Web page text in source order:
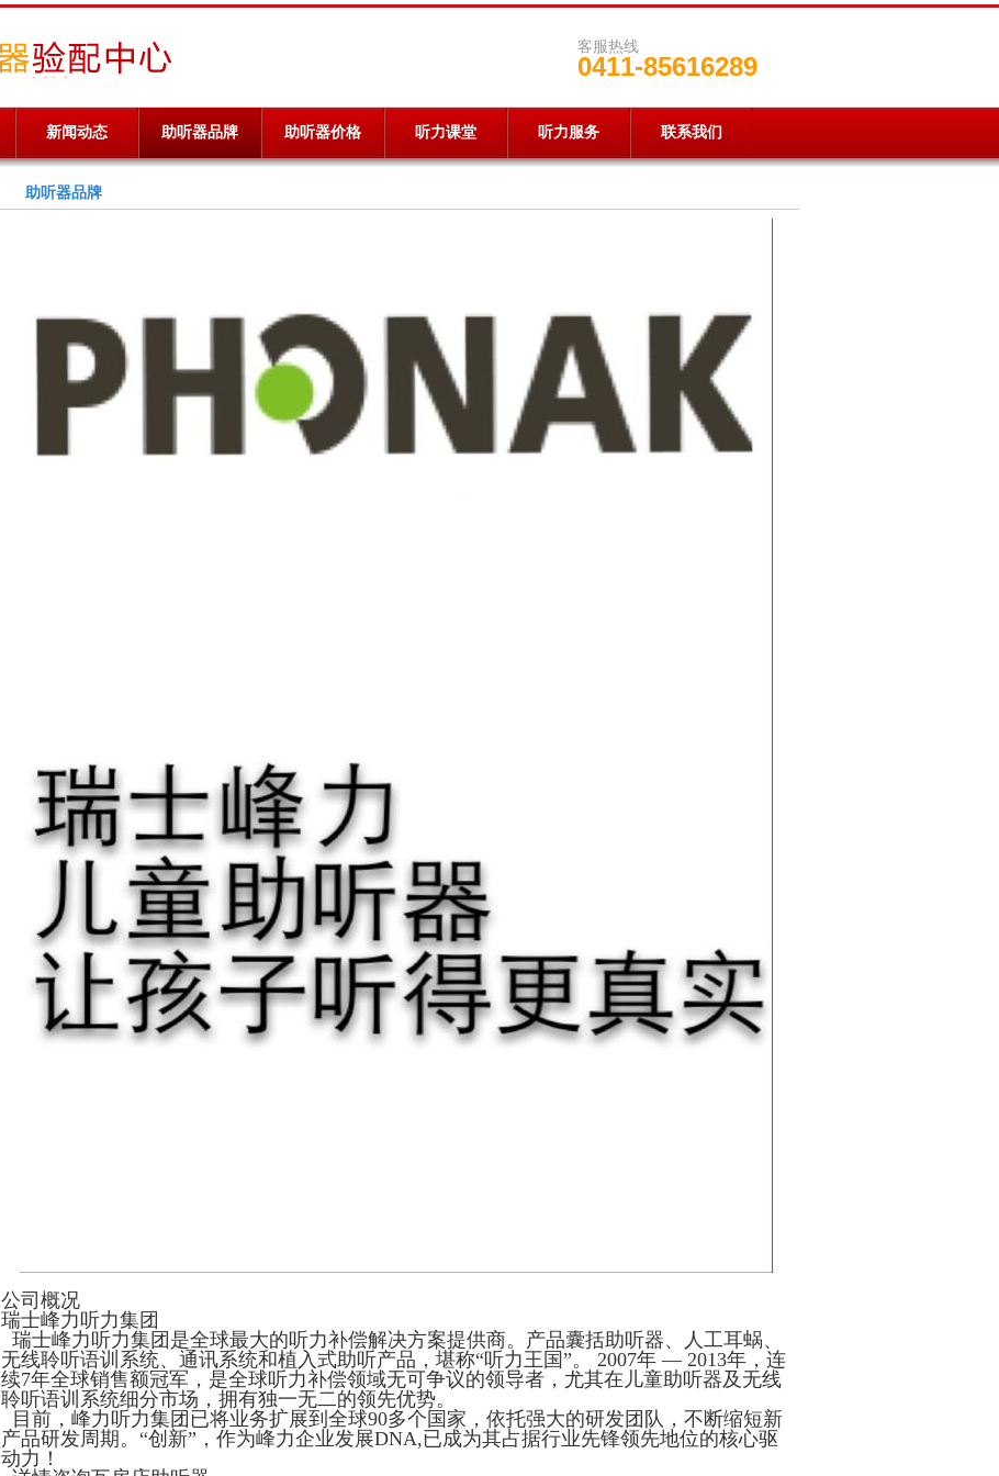
客服热线
0411-85616289
新闻动态 助听器品牌 助听器价格 听力课堂 听力服务 联系我们
助听器品牌
公司概况
瑞士峰力听力集团
瑞士峰力听力集团是全球最大的听力补偿解决方案提供商。产品囊括助听器、人工耳蜗、
无线聆听语训系统、通讯系统和植入式助听产品，堪称“听力王国”。 2007年 — 2013年，连
续7年全球销售额冠军，是全球听力补偿领域无可争议的领导者，尤其在儿童助听器及无线
聆听语训系统细分市场，拥有独一无二的领先优势。
目前，峰力听力集团已将业务扩展到全球90多个国家，依托强大的研发团队，不断缩短新
产品研发周期。“创新”，作为峰力企业发展DNA,已成为其占据行业先锋领先地位的核心驱
动力！